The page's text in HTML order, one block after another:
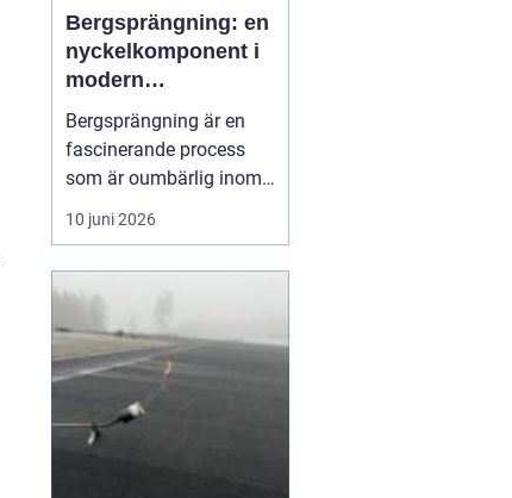
Bergsprängning: en
nyckelkomponent i
modern
konstruktion
Bergsprängning är en
fascinerande process
som är oumbärlig inom
bygg- och
anläggningsindustrin.
kombination av teknik
bergstruktur, gör
bergsprängning det
möjligt att forma
landskap ...
10 juni 2026